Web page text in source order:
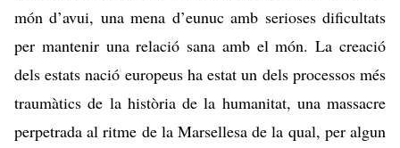
món d’avui, una mena d’eunuc amb serioses dificultats
per mantenir una relació sana amb el món. La creació
dels estats nació europeus ha estat un dels processos més
traumàtics de la història de la humanitat, una massacre
perpetrada al ritme de la Marsellesa de la qual, per algun